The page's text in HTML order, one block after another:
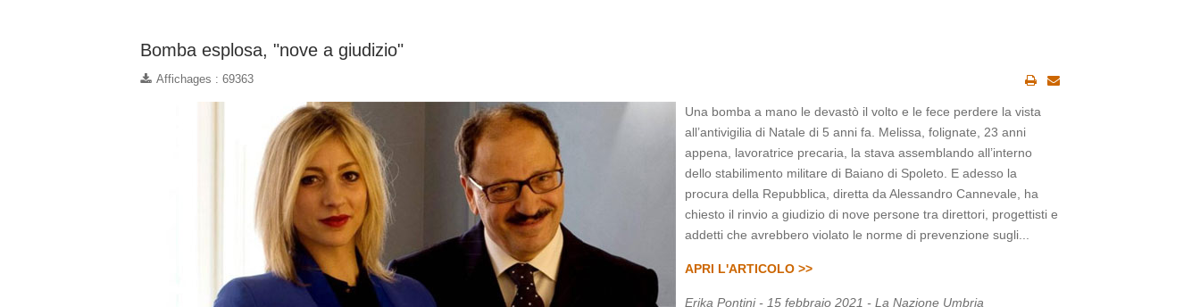
Bomba esplosa, "nove a giudizio"
Affichages : 69363
Una bomba a mano le devastò il volto e le fece perdere la vista
all’antivigilia di Natale di 5 anni fa. Melissa, folignate, 23 anni
appena, lavoratrice precaria, la stava assemblando all’interno
dello stabilimento militare di Baiano di Spoleto. E adesso la
procura della Repubblica, diretta da Alessandro Cannevale, ha
chiesto il rinvio a giudizio di nove persone tra direttori, progettisti e
addetti che avrebbero violato le norme di prevenzione sugli...
APRI L'ARTICOLO >>
Erika Pontini - 15 febbraio 2021 - La Nazione Umbria